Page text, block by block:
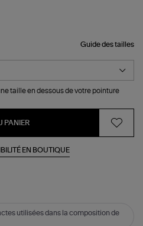
Guide des tailles
taille en dessous de votre pointure
PANIER
EN BOUTIQUE
utilisées dans la composition de